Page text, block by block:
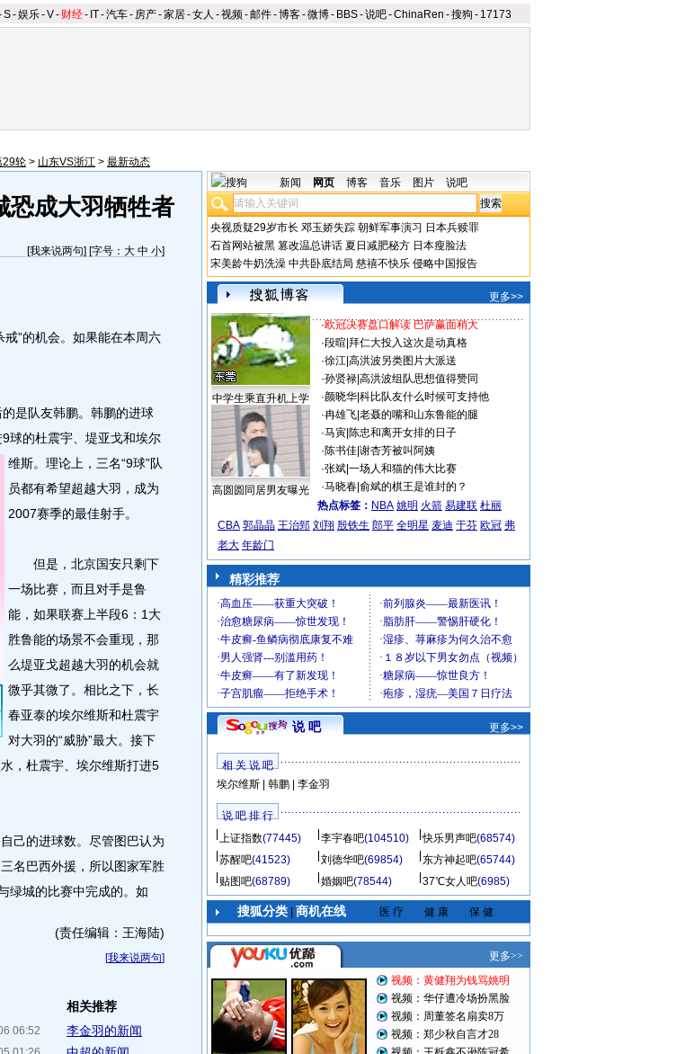
S-娱乐-V- 财经- IT-汽车- 房产-家居-女人 -视频-邮件-博客-微博- BBS-说吧-ChinaRen -搜狗 - 17173
29轮 > 山东VS浙江 > 最新动态
恐成大羽牺牲者
[我来说两句] [字号： 大 中 小]
”的机会。如果能在本周六
是队友韩鹏。韩鹏的进球
球的杜震宇、堤亚戈和埃尔
维斯。理论上，三名“9球”队
员都有希望超越大羽，成为
2007赛季的最佳射手。
但是，北京国安只剩下
一场比赛，而且对手是鲁
能，如果联赛上半段6：1大
胜鲁能的场景不会重现，那
么堤亚戈超越大羽的机会就
微乎其微了。相比之下，长
春亚泰的埃尔维斯和杜震宇
对大羽的“威胁”最大。接下
，杜震宇、埃尔维斯打进5
己的进球数。尽管图巴认为
名巴西外援，所以图家军胜
绿城的比赛中完成的。如
(责任编辑：王海陆)
[我来说两句]
06:52
相关推荐
李金羽的新闻
新闻 网页 博客 音乐 图片 说吧
央视质疑29岁市长 邓玉娇失踪 朝鲜军事演习 日本兵赎罪
石首网站被黑 篡改温总讲话 夏日减肥秘方 日本瘦脸法
宋美龄牛奶洗澡 中共卧底结局 慈禧不快乐 侵略中国报告
更多>>
中学生乘直升机上学
高圆圆同居男友曝光
·欧冠决赛盘口解读 巴萨赢面稍大
·段暄 拜仁大投入这次是动真格
·徐江| 高洪波另类图片大派送
·孙贤禄| 高洪波组队思想值得赞同
·颜晓华| 科比队友什么时候可支持他
·冉雄飞| 老聂的嘴和山东鲁能的腿
·马寅| 陈忠和离开女排的日子
·陈书佳| 谢杏芳被叫阿姨
·张斌| 一场人和猫的伟大比赛
·马晓春| 俞斌的棋王是谁封的？
热点标签： NBA 姚明 火箭 易建联 杜丽
CBA 郭晶晶 王治郅 刘翔 殷铁生 郎平 全明星 麦迪 于芬 欧冠 弗
老大 年龄门
精彩推荐
说 吧 更多>>
相 关 说 吧
埃尔维斯| 韩鹏| 李金羽
说 吧 排 行
上证指数(77445) 李宇春吧(104510) 快乐男声吧(68574)
苏醒吧(41523) 刘德华吧(69854) 东方神起吧(65744)
贴图吧(68789) 婚姻吧(78544) 37℃女人吧(6985)
搜狐分类| 商机在线 医 疗 健 康 保 健